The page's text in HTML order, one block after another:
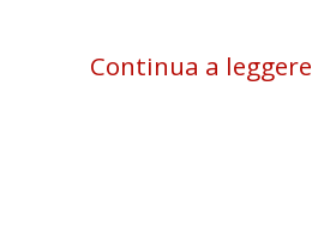
Continua a leggere